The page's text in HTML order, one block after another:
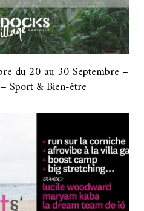
du 20 au 30 Septembre –
Sport & Bien-être